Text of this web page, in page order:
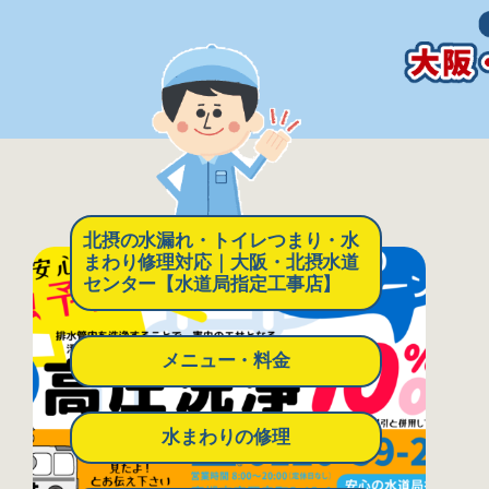
北摂の水漏れ・トイレつまり・水
まわり修理対応｜大阪・北摂水道
センター【水道局指定工事店】
メニュー・料金
水まわりの修理